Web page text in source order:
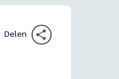
Delen